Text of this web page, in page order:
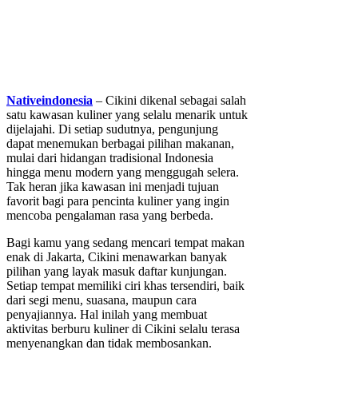
Nativeindonesia – Cikini dikenal sebagai salah
satu kawasan kuliner yang selalu menarik untuk
dijelajahi. Di setiap sudutnya, pengunjung
dapat menemukan berbagai pilihan makanan,
mulai dari hidangan tradisional Indonesia
hingga menu modern yang menggugah selera.
Tak heran jika kawasan ini menjadi tujuan
favorit bagi para pencinta kuliner yang ingin
mencoba pengalaman rasa yang berbeda.
Bagi kamu yang sedang mencari tempat makan
enak di Jakarta, Cikini menawarkan banyak
pilihan yang layak masuk daftar kunjungan.
Setiap tempat memiliki ciri khas tersendiri, baik
dari segi menu, suasana, maupun cara
penyajiannya. Hal inilah yang membuat
aktivitas berburu kuliner di Cikini selalu terasa
menyenangkan dan tidak membosankan.